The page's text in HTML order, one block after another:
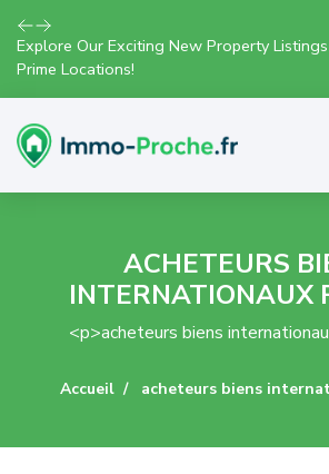
Explore Our Exciting New Property
Prime Locations!
ACHETEURS
INTERNATIONAUX
<p>acheteurs biens
Accueil acheteurs biens